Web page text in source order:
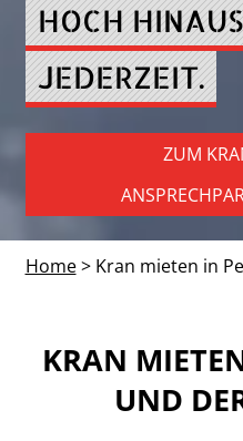
HOCH
JEDERZEIT.
ZUM
Home> Kran mieten in
KRAN
UND